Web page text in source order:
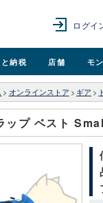
ログイ
納税 店舗 モ
> オンラインストア > ギア >
ップ ベスト